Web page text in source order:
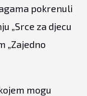
pokrenuli
„Srce za djecu
„Zajedno
mogu